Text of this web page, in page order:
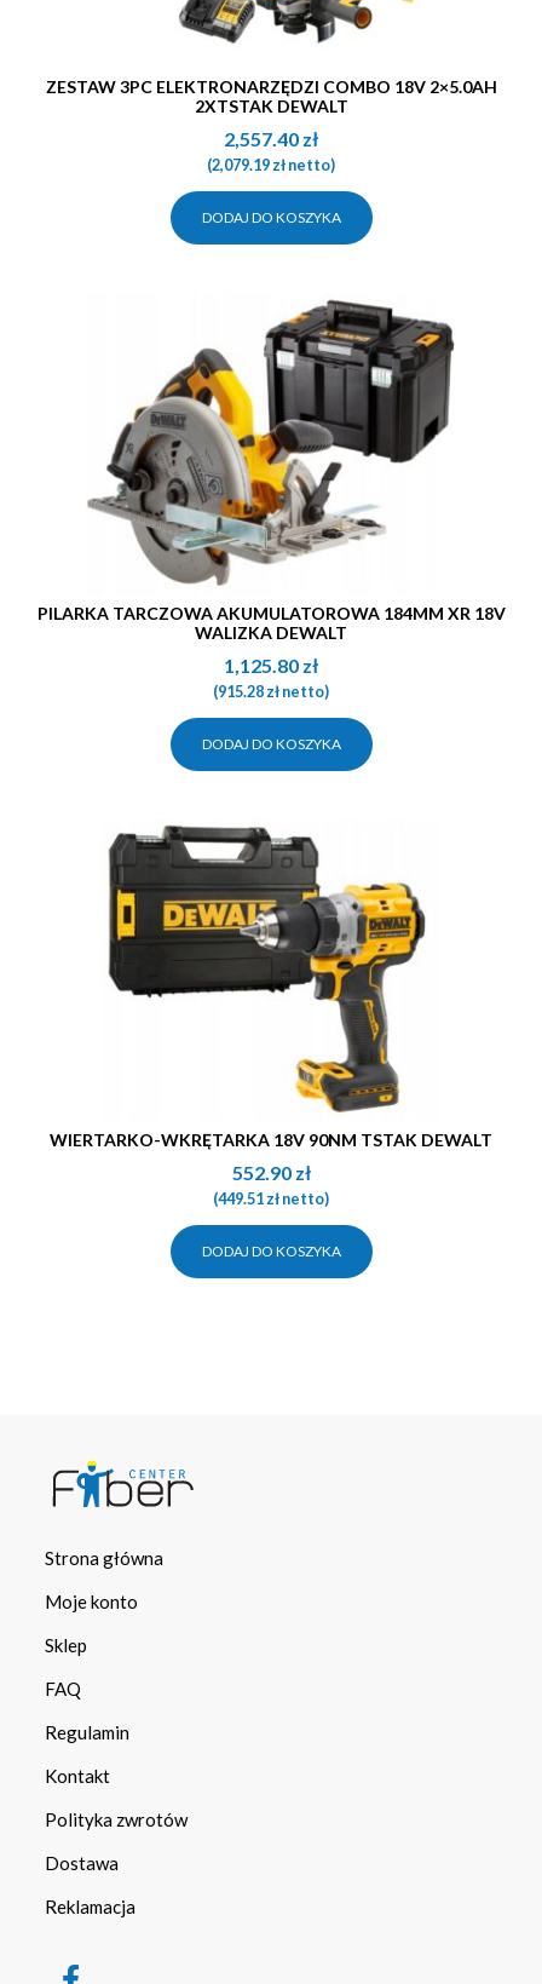
ZESTAW 3PC ELEKTRONARZĘDZI COMBO 18V 2×5.0AH
2XTSTAK DEWALT
2,557.40 zł
(2,079.19złnetto)
DODAJ DO KOSZYKA
PILARKA TARCZOWA AKUMULATOROWA 184MM XR 18V
WALIZKA DEWALT
1,125.80 zł
(915.28złnetto)
DODAJ DO KOSZYKA
WIERTARKO-WKRĘTARKA 18V 90NM TSTAK DEWALT
552.90 zł
(449.51złnetto)
DODAJ DO KOSZYKA
Strona główna
Moje konto
Sklep
FAQ
Regulamin
Kontakt
Polityka zwrotów
Dostawa
Reklamacja